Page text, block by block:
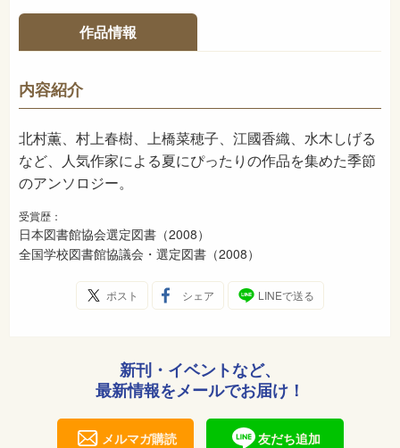
222ページ
ISBN 978-4-03-539320-7
NDC
発売日 2008年6月
作品情報
内容紹介
北村薫、村上春樹、上橋菜穂子、江國香織、水木しげる
など、人気作家による夏にぴったりの作品を集めた季節
のアンソロジー。
受賞歴：
日本図書館協会選定図書（2008）
全国学校図書館協議会・選定図書（2008）
ポスト シェア LINEで送る
新刊・イベントなど、
最新情報をメールでお届け！
メルマガ購読 友だち追加